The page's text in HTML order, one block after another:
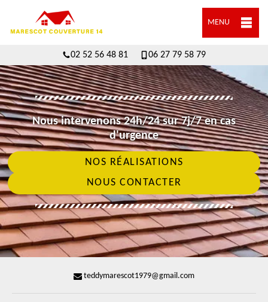
MENU
02 52 56 48 81 06 27 79 58 79
Nous intervenons 24h/24 sur 7j/7 en cas
d'urgence
NOS RÉALISATIONS
NOUS CONTACTER
teddymarescot1979@gmail.com